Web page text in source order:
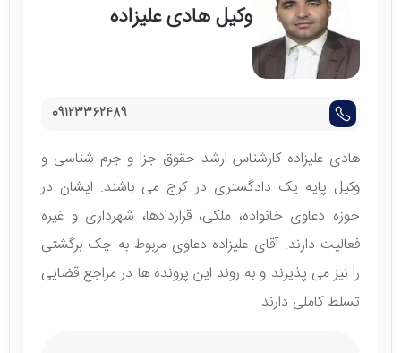
وکیل هادی علیزاده
09123362489
هادی علیزاده کارشناس ارشد حقوق جزا و جرم شناسی و
وکیل پایه یک دادگستری در کرج می باشند. ایشان در
حوزه دعاوی خانواده، ملکی، قراردادها، شهرداری و غیره
فعالیت دارند. آقای علیزاده دعاوی مربوط به چک برگشتی
را نیز می پذیرند و به روند این پرونده ها در مراجع قضایی
تسلط کاملی دارند.